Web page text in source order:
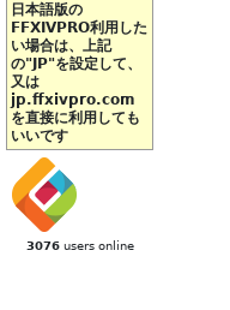
日本語版の
FFXIVPRO利用した
い場合は、上記
の"JP"を設定して、
又は
jp.ffxivpro.com
を直接に利用しても
いいです
3076users online